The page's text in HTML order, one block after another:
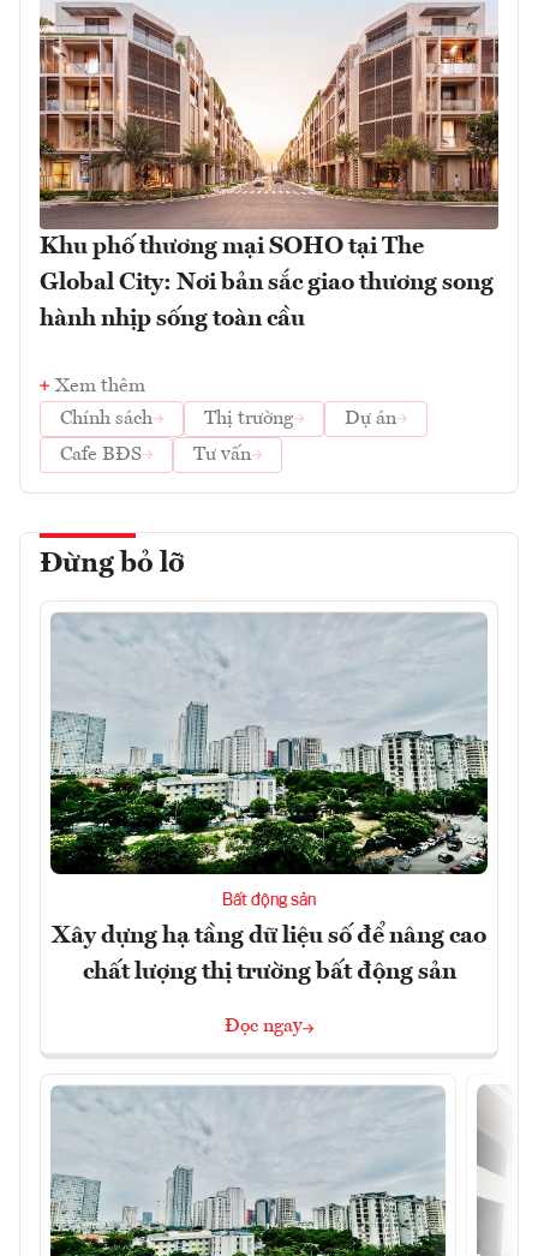
Khu phố thương mại SOHO tại The
Global City: Nơi bản sắc giao thương song
hành nhịp sống toàn cầu
Xem thêm
Chính sách
Thị trường
Dự án
Cafe BĐS
Tư vấn
Đừng bỏ lỡ
Bất động sản
Xây dựng hạ tầng dữ liệu số để nâng cao
chất lượng thị trường bất động sản
Đọc ngay